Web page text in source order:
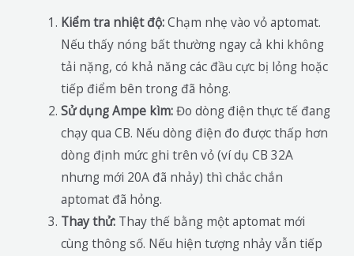
Kiểm tra nhiệt độ:Chạm nhẹ vào vỏ aptomat.
Nếu thấy nóng bất thường ngay cả khi không
tải nặng, có khả năng các đầu cực bị lỏng hoặc
tiếp điểm bên trong đã hỏng.
Sử dụng Ampe kìm:Đo dòng điện thực tế đang
chạy qua CB. Nếu dòng điện đo được thấp hơn
dòng định mức ghi trên vỏ (ví dụ CB 32A
nhưng mới 20A đã nhảy) thì chắc chắn
aptomat đã hỏng.
Thay thử:Thay thế bằng một aptomat mới
cùng thông số. Nếu hiện tượng nhảy vẫn tiếp